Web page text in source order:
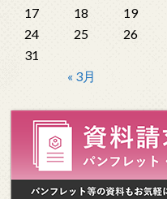
« 3月
17
18 19
24
25 26
31